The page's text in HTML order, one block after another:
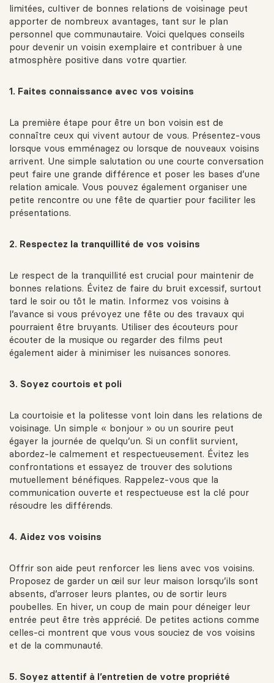
limitées, cultiver de bonnes relations de voisinage peut
apporter de nombreux avantages, tant sur le plan
personnel que communautaire. Voici quelques conseils
pour devenir un voisin exemplaire et contribuer à une
atmosphère positive dans votre quartier.
1. Faites connaissance avec vos voisins
La première étape pour être un bon voisin est de
connaître ceux qui vivent autour de vous. Présentez-vous
lorsque vous emménagez ou lorsque de nouveaux voisins
arrivent. Une simple salutation ou une courte conversation
peut faire une grande différence et poser les bases d’une
relation amicale. Vous pouvez également organiser une
petite rencontre ou une fête de quartier pour faciliter les
présentations.
2. Respectez la tranquillité de vos voisins
Le respect de la tranquillité est crucial pour maintenir de
bonnes relations. Évitez de faire du bruit excessif, surtout
tard le soir ou tôt le matin. Informez vos voisins à
l’avance si vous prévoyez une fête ou des travaux qui
pourraient être bruyants. Utiliser des écouteurs pour
écouter de la musique ou regarder des films peut
également aider à minimiser les nuisances sonores.
3. Soyez courtois et poli
La courtoisie et la politesse vont loin dans les relations de
voisinage. Un simple « bonjour » ou un sourire peut
égayer la journée de quelqu’un. Si un conflit survient,
abordez-le calmement et respectueusement. Évitez les
confrontations et essayez de trouver des solutions
mutuellement bénéfiques. Rappelez-vous que la
communication ouverte et respectueuse est la clé pour
résoudre les différends.
4. Aidez vos voisins
Offrir son aide peut renforcer les liens avec vos voisins.
Proposez de garder un œil sur leur maison lorsqu’ils sont
absents, d’arroser leurs plantes, ou de sortir leurs
poubelles. En hiver, un coup de main pour déneiger leur
entrée peut être très apprécié. De petites actions comme
celles-ci montrent que vous vous souciez de vos voisins
et de la communauté.
5. Soyez attentif à l’entretien de votre propriété